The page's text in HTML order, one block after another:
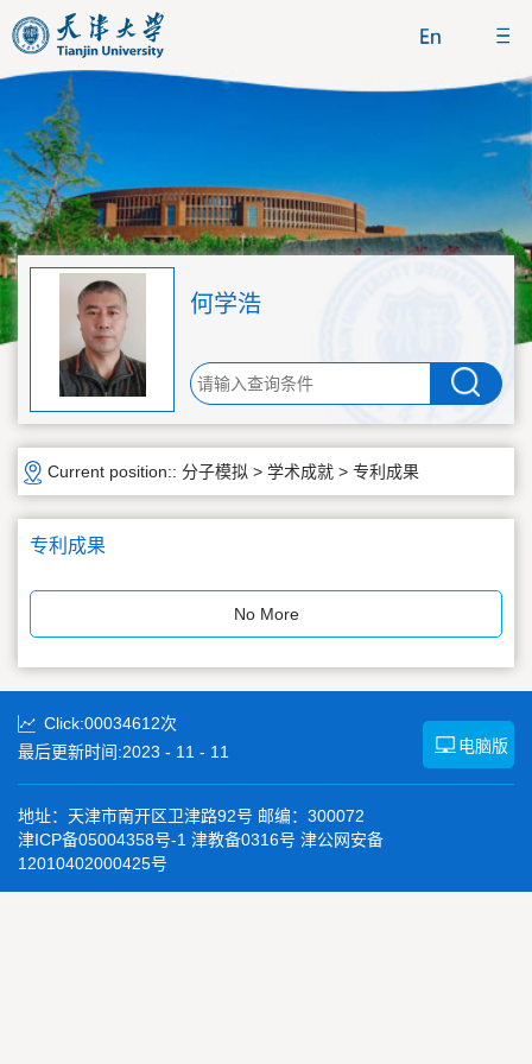
何学浩
Current position:: 分子模拟 > 学术成就 > 专利成果
专利成果
No More
Click:00034612次
最后更新时间:2023 - 11 - 11 电脑版
地址：天津市南开区卫津路92号 邮编：300072
津ICP备05004358号-1 津教备0316号 津公网安备
12010402000425号